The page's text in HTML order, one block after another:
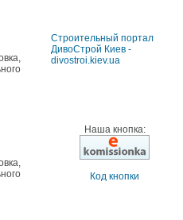
Строительный портал
ДивоСтрой Киев -
divostroi.kiev.ua
Наша кнопка:
Код кнопки